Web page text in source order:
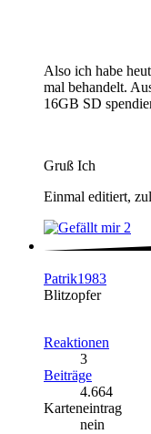
Also ich habe
mal behandelt.
16GB SD
Gruß Ich
Einmal editiert,
2
Patrik1983
Blitzopfer
Reaktionen
3
Beiträge
4.664
Karteneintrag
nein